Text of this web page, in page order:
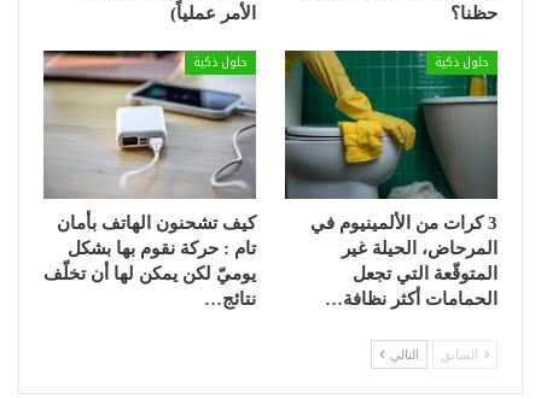
حظنا؟
الأمر عملياً)
حلول ذكية
3 كرات من الألمينيوم في
المرحاض، الحيلة غير
المتوقّعة التي تجعل
الحمامات أكثر نظافة…
حلول ذكية
كيف تشحنون الهاتف بأمان
تام : حركة نقوم بها بشكل
يوميّ لكن يمكن لها أن تخلّف
نتائج…
السابق التالي